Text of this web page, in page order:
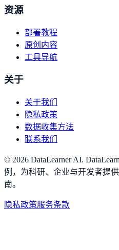
资源
部署教程
原创内容
工具导航
关于
关于我们
隐私政策
数据收集方法
联系我们
© 2026 DataLearner AI.
例，为科研、企业与开发者提
南。
隐私政策服务条款